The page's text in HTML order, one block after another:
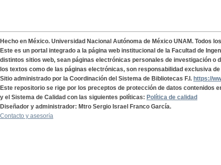
Hecho en México. Universidad Nacional Autónoma de México UNAM. Todos
Este es un portal integrado a la página web institucional de la Facultad de
distintos sitios web, sean páginas electrónicas personales de investigación o
los textos como de las páginas electrónicas, son responsabilidad exclusiva
Sitio administrado por la Coordinación del Sistema de Bibliotecas F.I. https://
Este repositorio se rige por los preceptos de protección de datos contenidos
y el Sistema de Calidad con las siguientes políticas: Política de calidad
Diseñador y administrador: Mtro Sergio Israel Franco García.
Contacto y asesoría